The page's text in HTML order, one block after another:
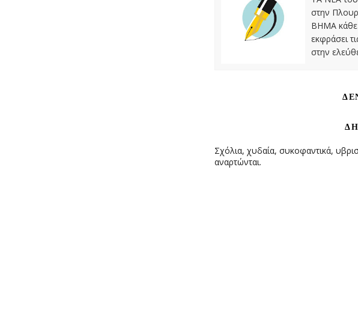
στην
ΒΗΜΑ κάθε
εκφράσει
στην
Σχόλια, χυδαία, συκοφαντικά,
αναρτώνται.